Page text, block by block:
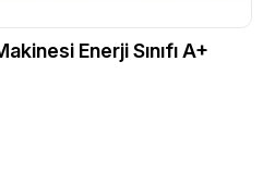
Enerji Sınıfı A+